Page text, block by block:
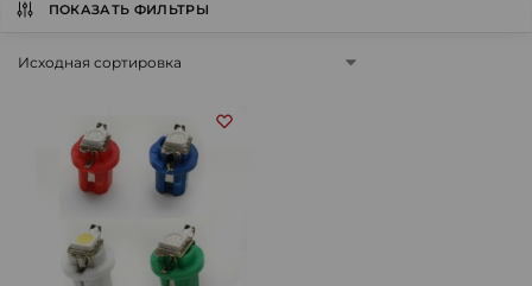
ПОКАЗАТЬ ФИЛЬТРЫ